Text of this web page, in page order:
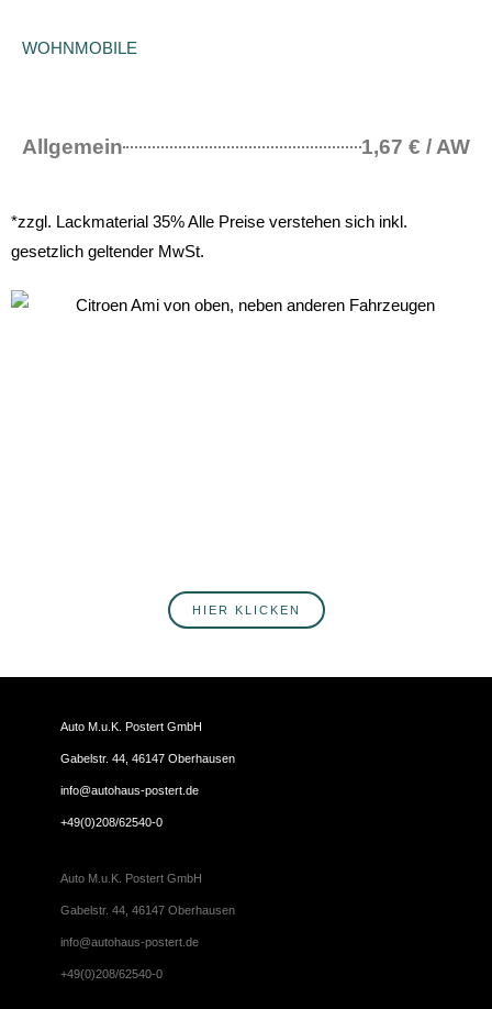
WOHNMOBILE
Allgemein 1,67 € / AW
*zzgl. Lackmaterial 35% Alle Preise verstehen sich inkl.
gesetzlich geltender MwSt.
HIER KLICKEN
Auto M.u.K. Postert GmbH
Gabelstr. 44, 46147 Oberhausen
info@autohaus-postert.de
+49(0)208/62540-0
Auto M.u.K. Postert GmbH
Gabelstr. 44, 46147 Oberhausen
info@autohaus-postert.de
+49(0)208/62540-0